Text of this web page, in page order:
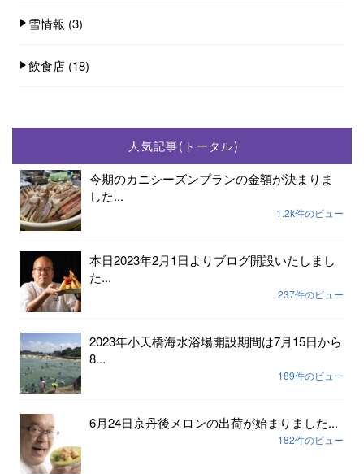
雪情報 (3)
飲食店 (18)
人気記事(トータル)
今期のカニシーズンプランの金額が決まりま
した...
1.2k件のビュー
本日2023年2月1日よりブログ開設いたしまし
た...
237件のビュー
2023年小天橋海水浴場開設期間は7月15日から
8...
189件のビュー
6月24日京丹後メロンの出荷が始まりました...
182件のビュー